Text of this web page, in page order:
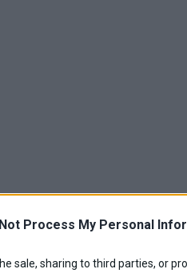
Process My Personal
sale, sharing to third parties, or